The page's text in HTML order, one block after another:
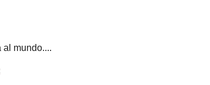
al mundo....